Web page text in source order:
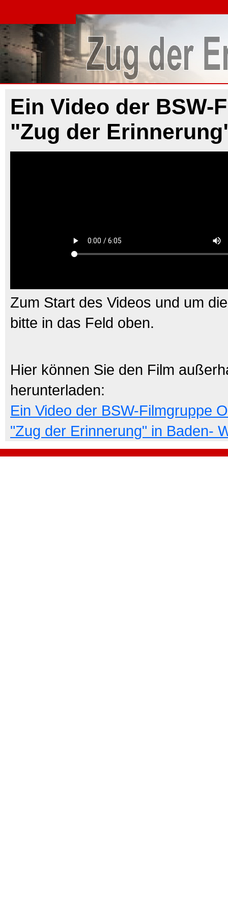
Ein Video der BSW-
"Zug der
Zum Start des Videos und um
bitte in das Feld oben.
Hier können Sie den Film
herunterladen:
Ein Video der BSW-Filmgruppe
"Zug der Erinnerung" in Baden-